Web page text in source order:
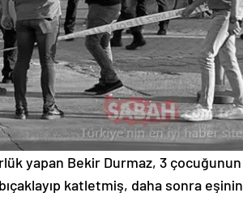
yapan Bekir Durmaz, 3 çocuğunun
katletmiş, daha sonra eşinin